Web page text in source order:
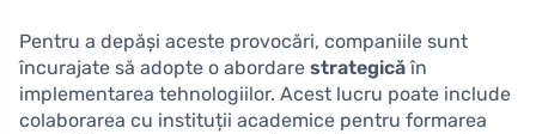
Pentru a depăși aceste provocări, companiile sunt
încurajate să adopte o abordare strategicăîn
implementarea tehnologiilor. Acest lucru poate include
colaborarea cu instituții academice pentru formarea